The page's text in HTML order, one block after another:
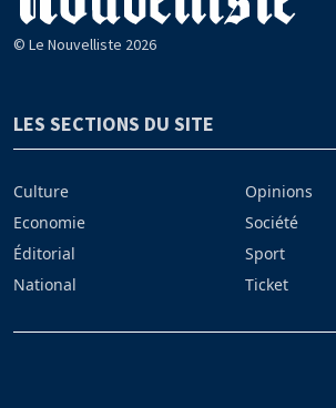
© Le Nouvelliste 2026
LES SECTIONS DU SITE
Culture
Economie
Éditorial
National
Opinions
Société
Sport
Ticket